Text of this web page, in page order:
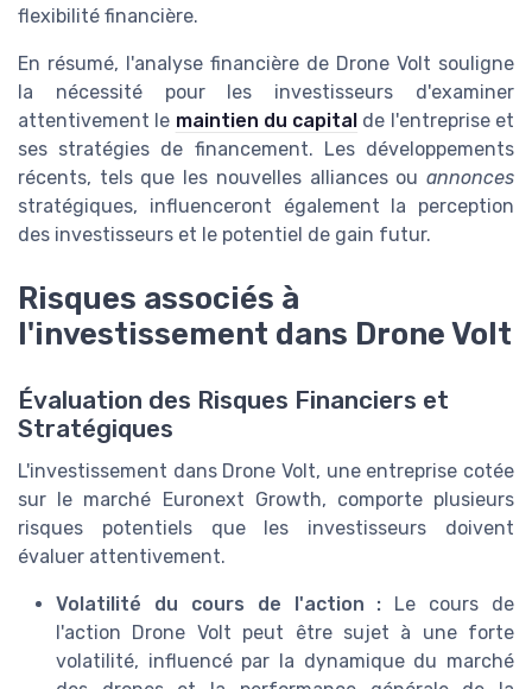
flexibilité financière.
En résumé, l'analyse financière de Drone Volt souligne
la nécessité pour les investisseurs d'examiner
attentivement le maintien du capital de l'entreprise et
ses stratégies de financement. Les développements
récents, tels que les nouvelles alliances ou annonces
stratégiques, influenceront également la perception
des investisseurs et le potentiel de gain futur.
Risques associés à
l'investissement dans Drone Volt
Évaluation des Risques Financiers et
Stratégiques
L'investissement dans Drone Volt, une entreprise cotée
sur le marché Euronext Growth, comporte plusieurs
risques potentiels que les investisseurs doivent
évaluer attentivement.
Volatilité du cours de l'action : Le cours de
l'action Drone Volt peut être sujet à une forte
volatilité, influencé par la dynamique du marché